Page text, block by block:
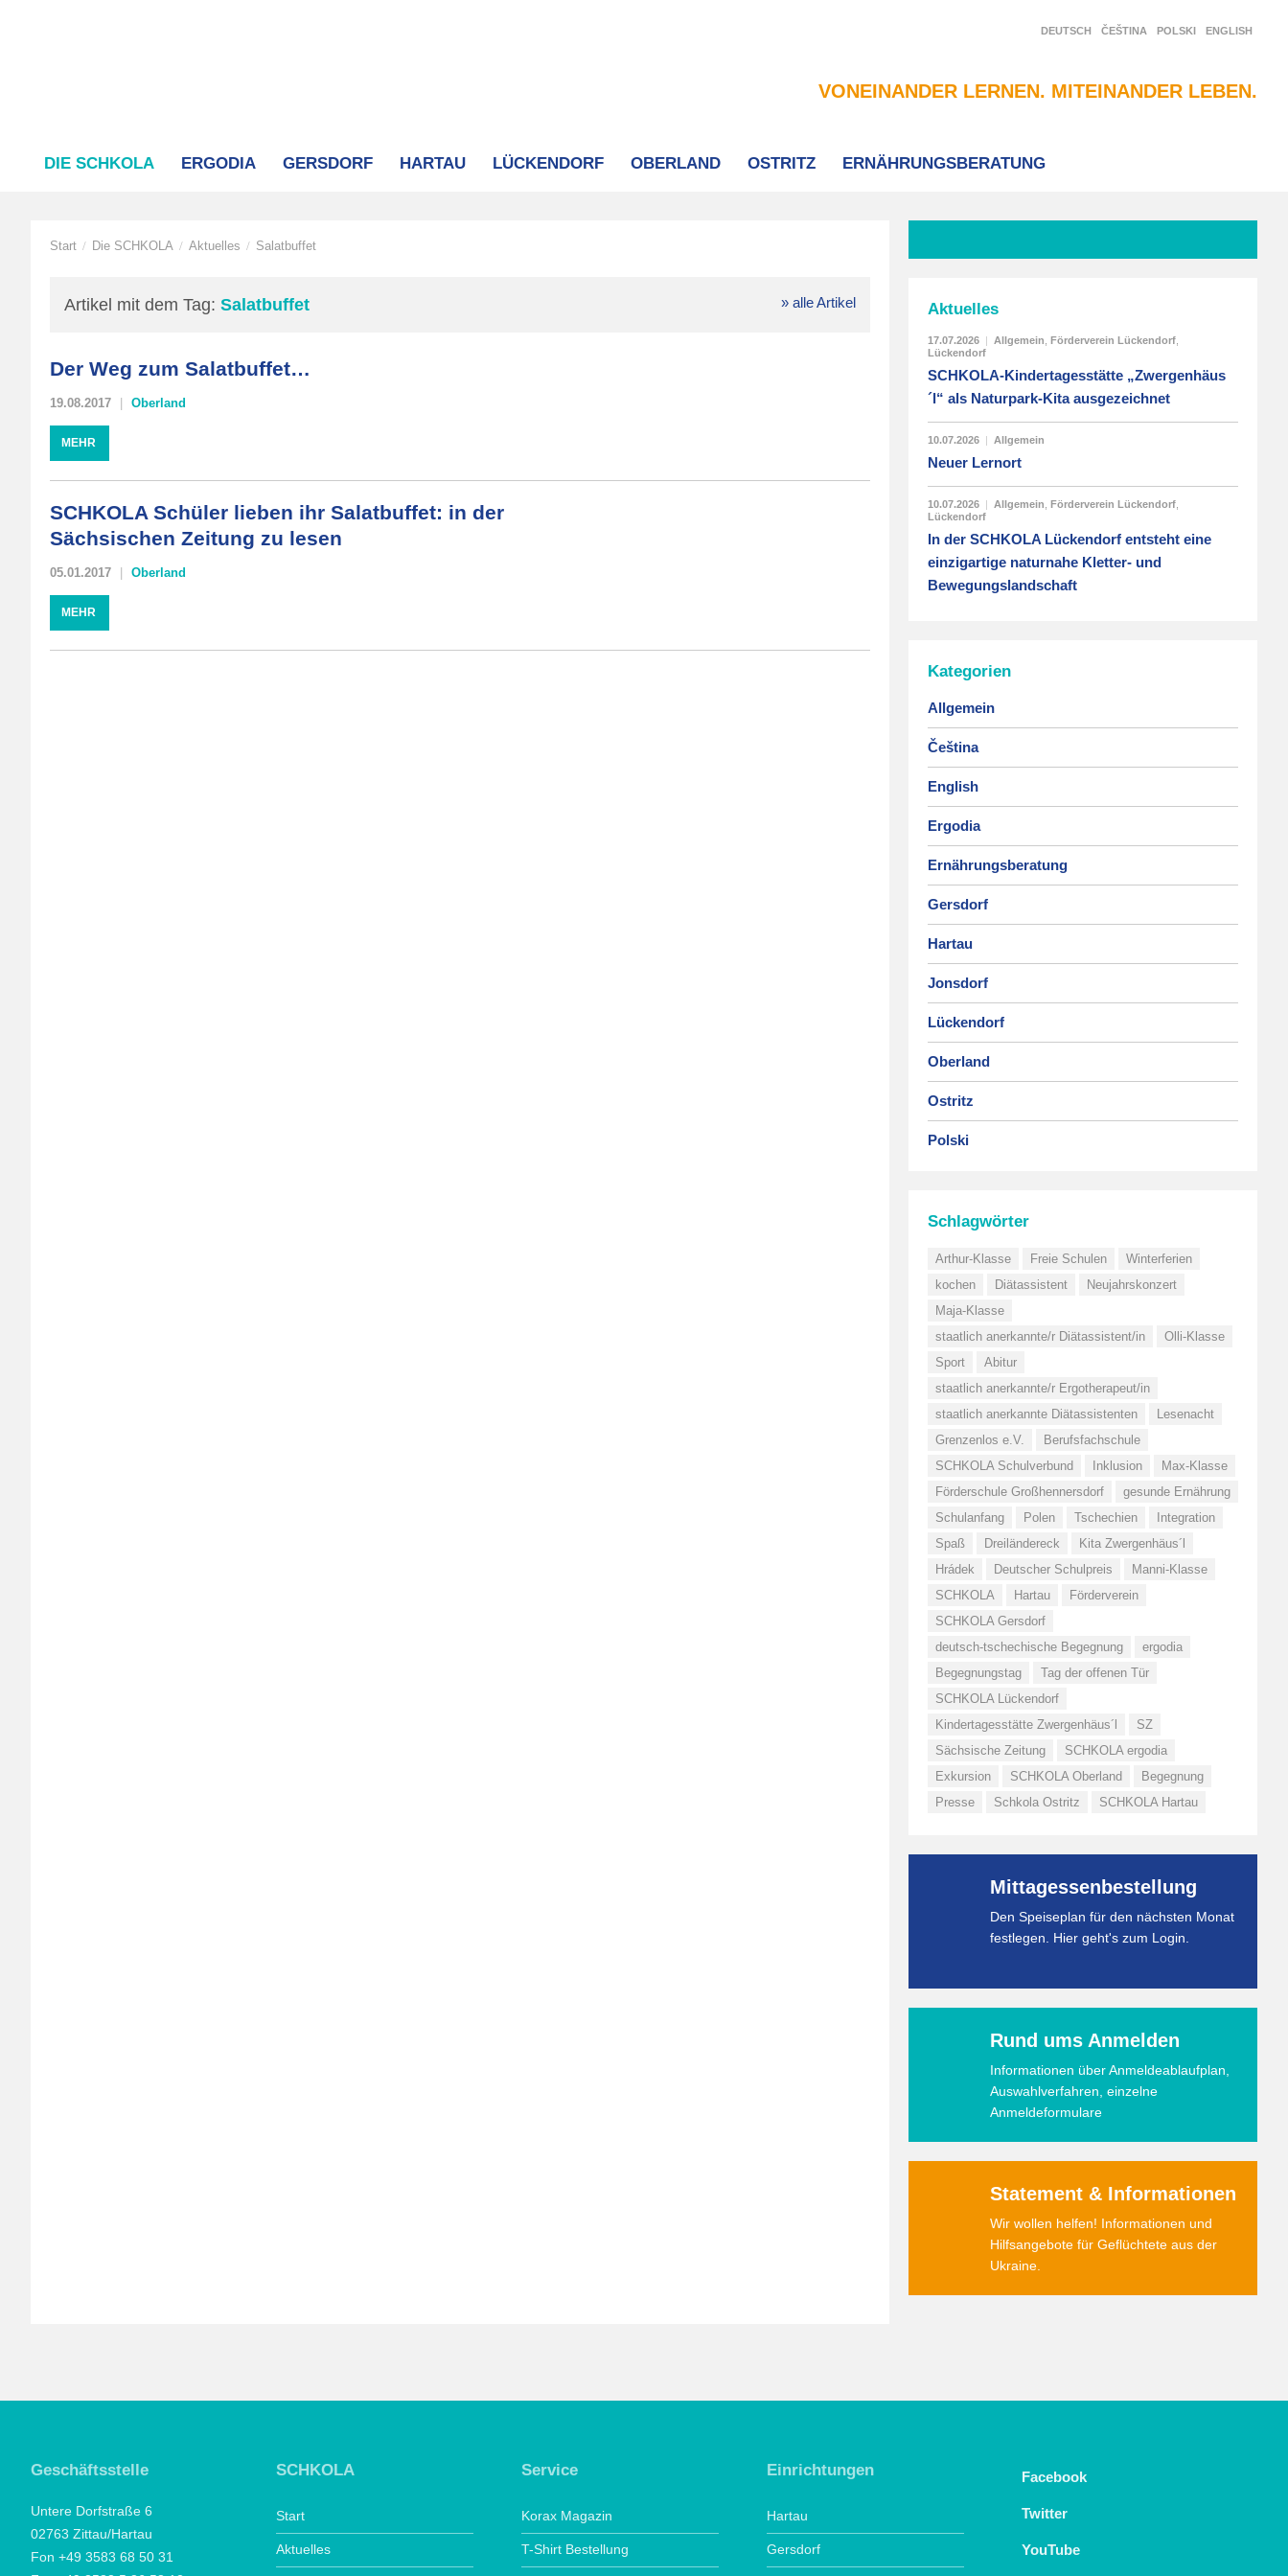
DEUTSCH ČEŠTINA POLSKI ENGLISH
VONEINANDER LERNEN. MITEINANDER LEBEN.
DIE SCHKOLA ERGODIA GERSDORF HARTAU LÜCKENDORF OBERLAND OSTRITZ ERNÄHRUNGSBERATUNG
Start / Die SCHKOLA / Aktuelles / Salatbuffet
Artikel mit dem Tag: Salatbuffet » alle Artikel
Der Weg zum Salatbuffet…
19.08.2017 Oberland
MEHR
SCHKOLA Schüler lieben ihr Salatbuffet: in der
Sächsischen Zeitung zu lesen
05.01.2017 Oberland
MEHR
Aktuelles
17.07.2026 | Allgemein Förderverein Lückendorf
Lückendorf
SCHKOLA-Kindertagesstätte „Zwergenhäus
´l“ als Naturpark-Kita ausgezeichnet
10.07.2026 | Allgemein
Neuer Lernort
10.07.2026 | Allgemein Förderverein Lückendorf
Lückendorf
In der SCHKOLA Lückendorf entsteht eine
einzigartige naturnahe Kletter- und
Bewegungslandschaft
Kategorien
Allgemein
Čeština
English
Ergodia
Ernährungsberatung
Gersdorf
Hartau
Jonsdorf
Lückendorf
Oberland
Ostritz
Polski
Schlagwörter
Arthur-Klasse Freie Schulen
Winterferien
kochen
Diätassistent
Neujahrskonzert
Maja-Klasse
staatlich anerkannte/r Diätassistent/in
Olli-Klasse
Sport
Abitur
staatlich anerkannte/r Ergotherapeut/in
staatlich anerkannte Diätassistenten
Lesenacht
Grenzenlos e.V.
Berufsfachschule
SCHKOLA Schulverbund
Inklusion
Max-Klasse
Förderschule Großhennersdorf
gesunde Ernährung
Schulanfang
Polen Tschechien
Integration
Spaß
Dreiländereck
Kita Zwergenhäus´l
Hrádek
Deutscher Schulpreis
Manni-Klasse
SCHKOLA
Hartau
Förderverein
SCHKOLA Gersdorf
deutsch-tschechische Begegnung
ergodia
Begegnungstag
Tag der offenen Tür
SCHKOLA Lückendorf
Kindertagesstätte Zwergenhäus´l
SZ
Sächsische Zeitung
SCHKOLA ergodia
Exkursion
SCHKOLA Oberland
Begegnung
Presse
Schkola Ostritz SCHKOLA Hartau
Mittagessenbestellung
Den Speiseplan für den nächsten Monat
festlegen. Hier geht's zum Login.
Rund ums Anmelden
Informationen über Anmeldeablaufplan,
Auswahlverfahren, einzelne
Anmeldeformulare
Statement & Informationen
Wir wollen helfen! Informationen und
Hilfsangebote für Geflüchtete aus der
Ukraine.
Geschäftsstelle
Untere Dorfstraße 6
02763 Zittau/Hartau
Fon +49 3583 68 50 31
SCHKOLA
Start
Aktuelles
Service
Korax Magazin
T-Shirt Bestellung
Einrichtungen
Hartau
Gersdorf
Facebook
Twitter
YouTube